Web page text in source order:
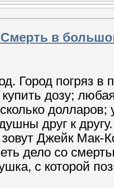
в
Город погряз в
дозу;
друг к
зовут Джейк
дело со
с которой